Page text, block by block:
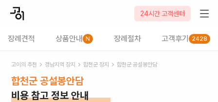
24시간 고객센터
장례견적 상품안내 N 장례절차 고객후기 2428
고이의 추천 경남지역 장지 합천군 장지 합천군 공설봉안담
합천군 공설봉안담
비용 참고 정보 안내